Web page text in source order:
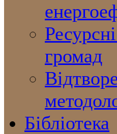
громад
Бібліотека